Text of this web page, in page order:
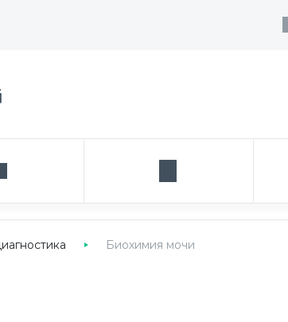
услуги, направления или врача
Биохимия мочи